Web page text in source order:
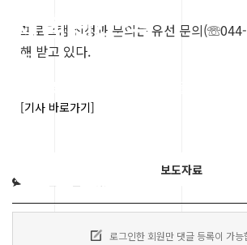
체험관소식
보도자료
프로그램 신청과 문의는 유선 문의
해 받고 있다.
[기사 바로가기]
로그인한 회원만 댓글 등록이 가능